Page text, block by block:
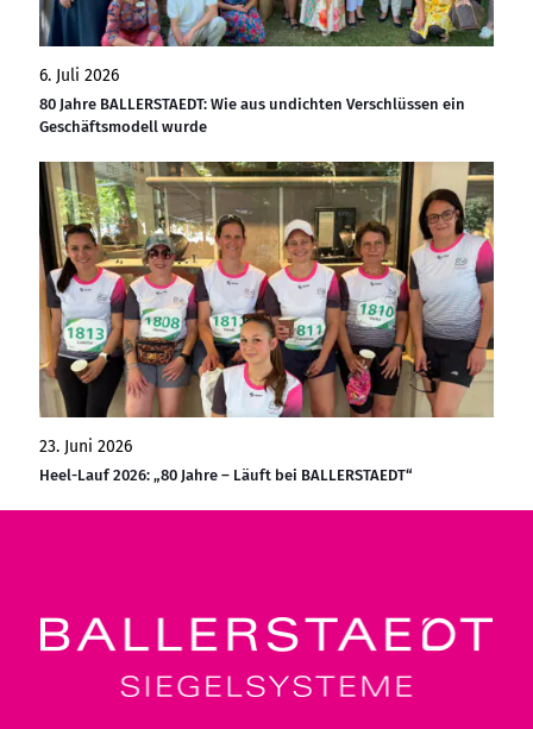
6. Juli 2026
80 Jahre BALLERSTAEDT: Wie aus undichten Verschlüssen ein
Geschäftsmodell wurde
23. Juni 2026
Heel-Lauf 2026: „80 Jahre – Läuft bei BALLERSTAEDT“